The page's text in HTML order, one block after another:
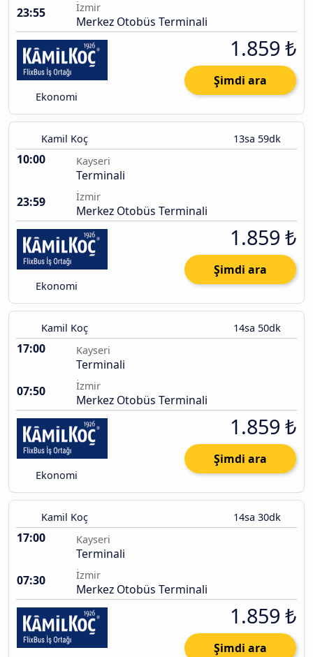
23:55
İzmir
Merkez Otobüs Terminali
Ekonomi
1.859 ₺
Şimdi ara
Kamil Koç 13sa 59dk
10:00 Kayseri
Terminali
23:59
İzmir
Merkez Otobüs Terminali
Ekonomi
1.859 ₺
Şimdi ara
Kamil Koç 14sa 50dk
17:00 Kayseri
Terminali
07:50
İzmir
Merkez Otobüs Terminali
Ekonomi
1.859 ₺
Şimdi ara
Kamil Koç 14sa 30dk
17:00 Kayseri
Terminali
07:30
İzmir
Merkez Otobüs Terminali
1.859 ₺
Şimdi ara